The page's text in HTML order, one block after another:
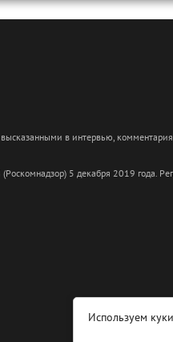
в интервью,
5 декабря 2019
Используем